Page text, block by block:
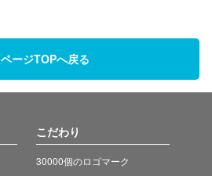
ページTOPへ戻る
こだわり
30000個のロゴマーク